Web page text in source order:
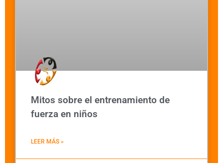
Mitos sobre el entrenamiento de
fuerza en niños
LEER MÁS »